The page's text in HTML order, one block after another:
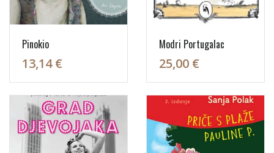
Pinokio
13,14 €
Modri Portugalac
25,00 €